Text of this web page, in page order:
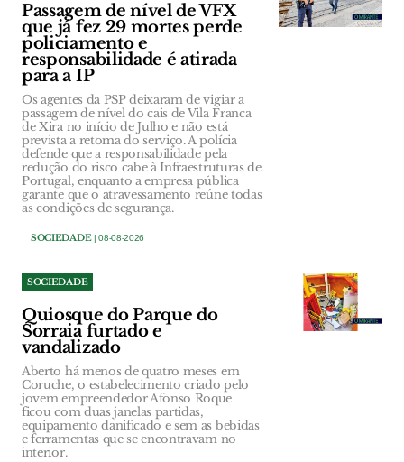
Passagem de nível de VFX
que já fez 29 mortes perde
policiamento e
responsabilidade é atirada
para a IP
Os agentes da PSP deixaram de vigiar a
passagem de nível do cais de Vila Franca
de Xira no início de Julho e não está
prevista a retoma do serviço. A polícia
defende que a responsabilidade pela
redução do risco cabe à Infraestruturas de
Portugal, enquanto a empresa pública
garante que o atravessamento reúne todas
as condições de segurança.
SOCIEDADE| 08-08-2026
SOCIEDADE
Quiosque do Parque do
Sorraia furtado e
vandalizado
Aberto há menos de quatro meses em
Coruche, o estabelecimento criado pelo
jovem empreendedor Afonso Roque
ficou com duas janelas partidas,
equipamento danificado e sem as bebidas
e ferramentas que se encontravam no
interior.